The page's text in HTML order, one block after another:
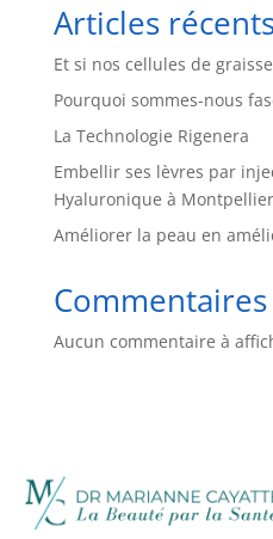
Articles
Et si nos cellules de
Pourquoi sommes-nous
La Technologie Rigenera
Embellir ses lèvres par
Hyaluronique à Montpellier
Améliorer la peau en
Aucun commentaire à